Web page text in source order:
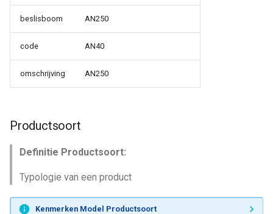
beslisboom AN250
code AN40
omschrijving AN250
Productsoort
Definitie Productsoort:
Typologie van een product
Kenmerken Model Productsoort